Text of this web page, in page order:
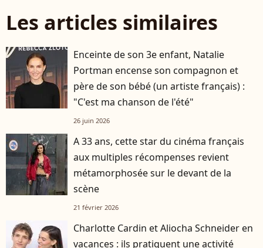
Les articles similaires
Enceinte de son 3e enfant, Natalie
Portman encense son compagnon et
père de son bébé (un artiste français) :
"C'est ma chanson de l'été"
26 juin 2026
A 33 ans, cette star du cinéma français
aux multiples récompenses revient
métamorphosée sur le devant de la
scène
21 février 2026
Charlotte Cardin et Aliocha Schneider en
vacances : ils pratiquent une activité